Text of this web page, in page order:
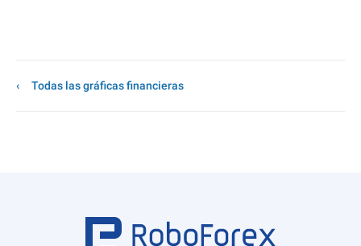
Todas las gráficas financieras